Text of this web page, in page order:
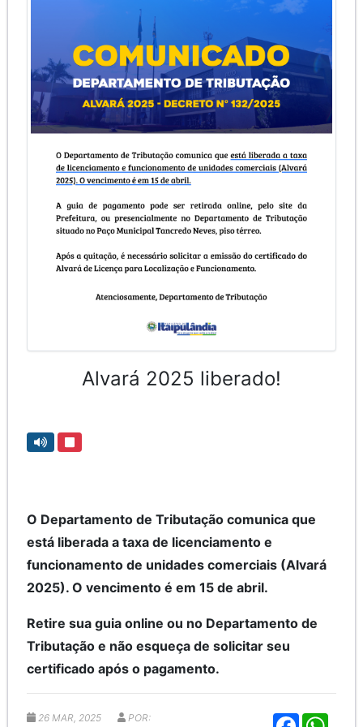
Alvará 2025 liberado!
O Departamento de Tributação comunica que
está liberada a taxa de licenciamento e
funcionamento de unidades comerciais (Alvará
2025). O vencimento é em 15 de abril.
Retire sua guia online ou no Departamento de
Tributação e não esqueça de solicitar seu
certificado após o pagamento.
F
26 MAR, 2025 POR: